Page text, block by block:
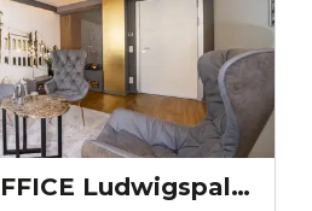
SATELLITE OFFICE Ludwigspalais - Kaminlounge „Maximilian“